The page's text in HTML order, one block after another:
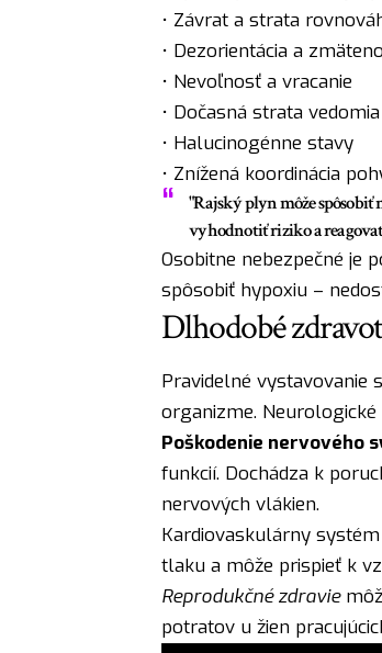
• Závrat a strata
• Dezorientácia a
• Nevoľnosť a vracanie
• Dočasná strata vedomia
• Halucinogénne stavy
• Znížená koordinácia
"Rajský plyn môže spôsobiť
vyhodnotiť riziko a reagovať
Osobitne nebezpečné je
spôsobiť hypoxiu –
Dlhodobé
Pravidelné vystavovanie
organizme. Neurologické
Poškodenie nervového
funkcií. Dochádza k
nervových vlákien.
Kardiovaskulárny
tlaku a môže prispieť k
Reprodukčné zdravie
potratov u žien